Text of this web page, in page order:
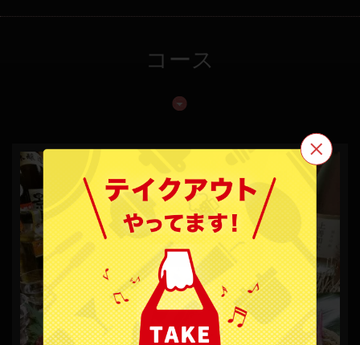
コース
この店舗情報をシェアする
居酒家 ぶらんこ
沖縄県宜野湾市愛知１‐5‐13
https://buranco.owst.jp/
お店情報をコピー